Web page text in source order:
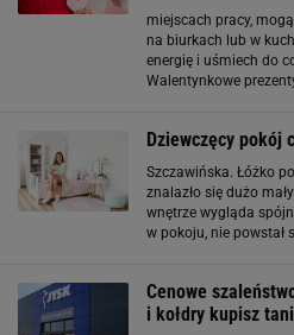
miejscach pracy,
na biurkach lub w
energię i uśmiech do
Walentynkowe
Dziewczęcy pokój
Szczawińska. Łóżko
znalazło się dużo
wnętrze wygląda
w pokoju, nie powstał
Cenowe
i kołdry kupisz